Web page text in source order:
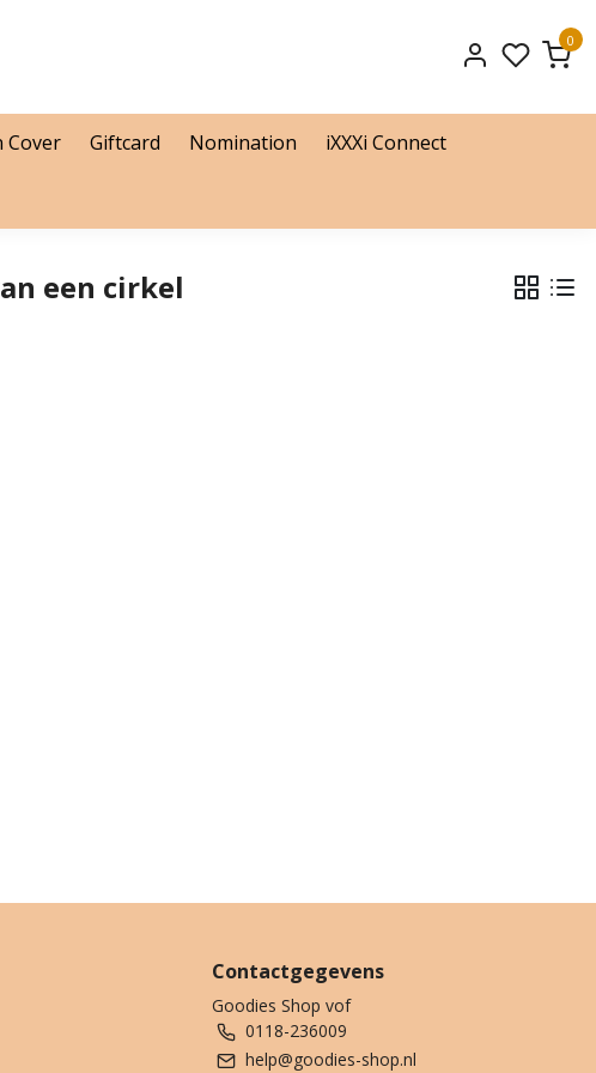
0
Cover Giftcard Nomination iXXXi Connect
een cirkel
Contactgegevens
Goodies Shop vof
0118-236009
help@goodies-shop.nl